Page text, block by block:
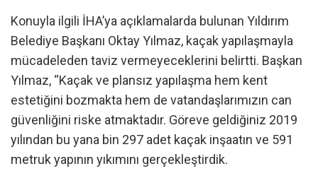
Konuyla ilgili İHA’ya açıklamalarda bulunan Yıldırım
Belediye Başkanı Oktay Yılmaz, kaçak yapılaşmayla
mücadeleden taviz vermeyeceklerini belirtti. Başkan
Yılmaz, “Kaçak ve plansız yapılaşma hem kent
estetiğini bozmakta hem de vatandaşlarımızın can
güvenliğini riske atmaktadır. Göreve geldiğiniz 2019
yılından bu yana bin 297 adet kaçak inşaatın ve 591
metruk yapının yıkımını gerçekleştirdik.